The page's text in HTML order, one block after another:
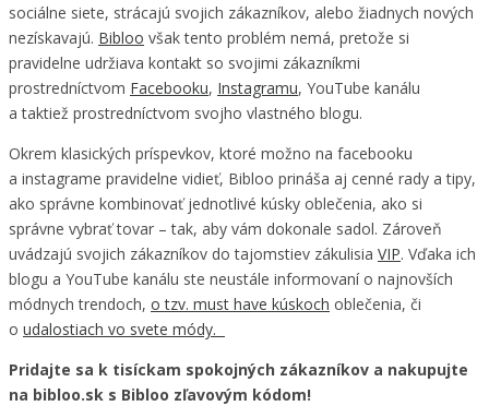
sociálne siete, strácajú svojich zákazníkov, alebo žiadnych nových
nezískavajú. Bibloo však tento problém nemá, pretože si
pravidelne udržiava kontakt so svojimi zákazníkmi
prostredníctvom Facebooku, Instagramu, YouTube kanálu
a taktiež prostredníctvom svojho vlastného blogu.
Okrem klasických príspevkov, ktoré možno na facebooku
a instagrame pravidelne vidieť, Bibloo prináša aj cenné rady a tipy,
ako správne kombinovať jednotlivé kúsky oblečenia, ako si
správne vybrať tovar – tak, aby vám dokonale sadol. Zároveň
uvádzajú svojich zákazníkov do tajomstiev zákulisia VIP. Vďaka ich
blogu a YouTube kanálu ste neustále informovaní o najnovších
módnych trendoch, o tzv. must have kúskoch oblečenia, či
o udalostiach vo svete módy.
Pridajte sa k tisíckam spokojných zákazníkov a nakupujte
na bibloo.sk s Bibloo zľavovým kódom!